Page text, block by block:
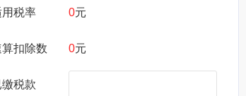
用税率 0元
算扣除数 0元
缴税款